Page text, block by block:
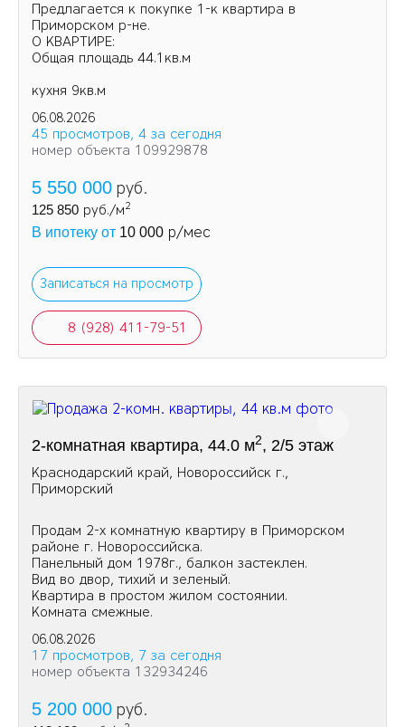
Предлагается к покупке 1-к квартира в
Приморском р-не.
О КВАРТИРЕ:
Общая площадь 44.1кв.м
кухня 9кв.м
06.08.2026
45 просмотров, 4 за сегодня
номер объекта 109929878
5 550 000 руб.
125 850 руб./м2
В ипотеку от 10 000 р/мес
Записаться на просмотр
8 (928) 411-79-51
2-комнатная квартира, 44.0 м2, 2/5 этаж
Краснодарский край, Новороссийск г.,
Приморский
Продам 2-х комнатную квартиру в Приморском
районе г. Новороссийска.
Панельный дом 1978г., балкон застеклен.
Вид во двор, тихий и зеленый.
Квартира в простом жилом состоянии.
Комната смежные.
06.08.2026
17 просмотров, 7 за сегодня
номер объекта 132934246
5 200 000 руб.